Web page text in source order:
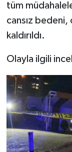
tüm
cansız
kaldırıldı.
Olayla ilgili
YAŞAM
KÜLTÜR